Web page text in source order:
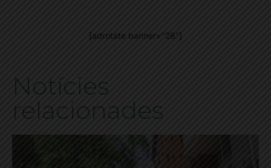
[adrotate banner="28"]
Notícies
relacionades